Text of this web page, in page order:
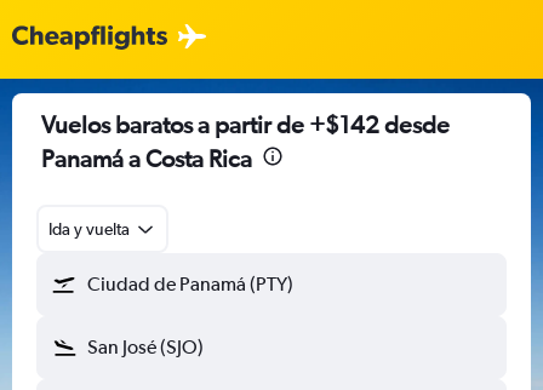
Vuelos baratos a partir de +$142 desde
Panamá a Costa Rica
Ida y vuelta
Ciudad de Panamá (PTY)
San José (SJO)